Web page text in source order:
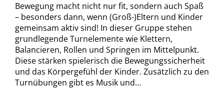
Bewegung macht nicht nur fit, sondern auch Spaß
– besonders dann, wenn (Groß-)Eltern und Kinder
gemeinsam aktiv sind! In dieser Gruppe stehen
grundlegende Turnelemente wie Klettern,
Balancieren, Rollen und Springen im Mittelpunkt.
Diese stärken spielerisch die Bewegungssicherheit
und das Körpergefühl der Kinder. Zusätzlich zu den
Turnübungen gibt es Musik und…